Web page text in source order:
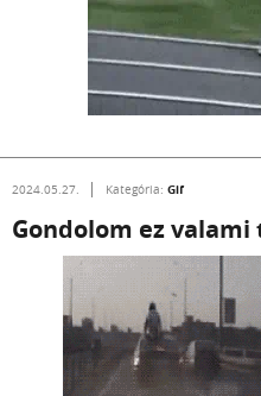
2024.05.27. Kategória: Gif
Gondolom ez